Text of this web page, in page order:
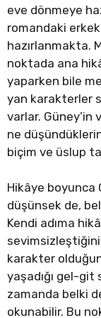
eve dönmeye
romandaki
hazırlanmakta.
noktada ana
yaparken bile
yan karakterler
varlar. Güney’in
ne
biçim ve üslup
Hikâye boyunca
düşünsek de,
Kendi adıma
karakter
yaşadığı gel-git
zamanda belki
okunabilir. Bu